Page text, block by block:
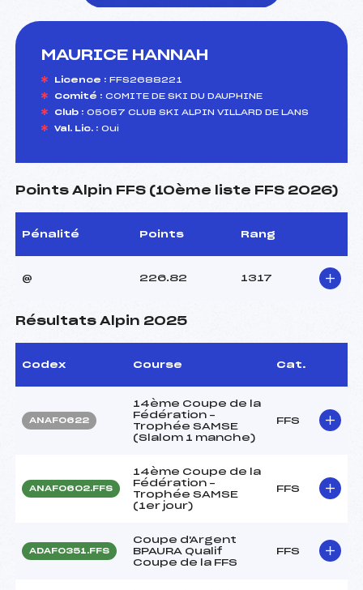
MAURICE HANNAH
Licence : FFS2688221
Comité : COMITE DE SKI DU DAUPHINE
Club : 05057 CLUB SKI ALPIN VILLARD DE LANS
Val. Lic. : Oui
Points Alpin FFS (10ème liste FFS 2026)
Pénalité Points Rang
@ 226.82 1317
Résultats Alpin 2025
Codex Course Cat.
ANAF0622
14ème Coupe de la
Fédération –
Trophée SAMSE
(Slalom 1 manche)
FFS
ANAF0602.FFS
14ème Coupe de la
Fédération –
Trophée SAMSE
(1er jour)
FFS
ADAF0351.FFS
Coupe d'Argent
BPAURA Qualif
Coupe de la FFS
FFS